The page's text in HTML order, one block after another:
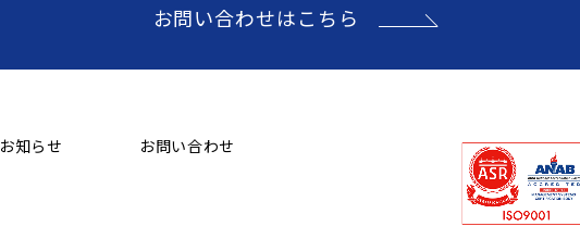
お問い合わせはこちら
お知らせ お問い合わせ